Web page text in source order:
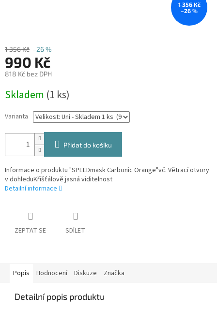
1 356 Kč
–26 %
1 356 Kč –26 %
990 Kč
818 Kč bez DPH
cena:
Skladem (1 ks)
Varianta
Přidat do košíku
Informace o produktu "SPEEDmask Carbonic Orange"vč. Větrací otvory
v dohleduKřišťálově jasná viditelnost
Detailní informace
ZEPTAT SE SDÍLET
Popis Hodnocení Diskuze Značka
Detailní popis produktu